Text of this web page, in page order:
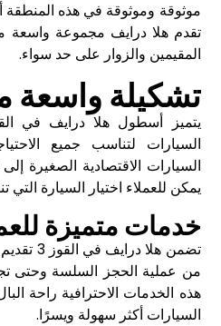
تقدم هلا درايف مجموعة واسعة
المقيمين والزوار على حد سواء.
تشكيلة واسعة
السيارات لتناسب جميع
يمكن للعملاء اختيار السيارة
خدمات متميزة
تضمن هلا
من عملية الحجز السلسة وحتى
هذه الخدمات الاحترافية راحة
السيارات أكثر سهولة ويسرًا.